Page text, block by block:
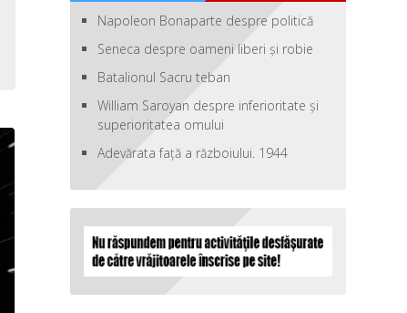
Napoleon Bonaparte despre politică
Seneca despre oameni liberi şi robie
Batalionul Sacru teban
William Saroyan despre inferioritate şi
superioritatea omului
Adevărata față a războiului. 1944